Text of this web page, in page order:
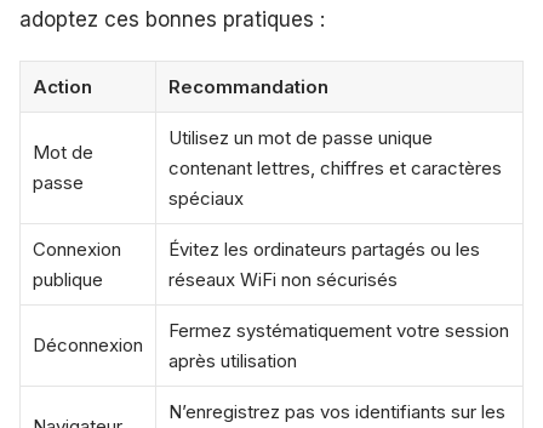
adoptez ces bonnes pratiques :
Action Recommandation
Mot de
passe
Utilisez un mot de passe unique
contenant lettres, chiffres et caractères
spéciaux
Connexion
publique
Évitez les ordinateurs partagés ou les
réseaux WiFi non sécurisés
Déconnexion
Fermez systématiquement votre session
après utilisation
N’enregistrez pas vos identifiants sur les